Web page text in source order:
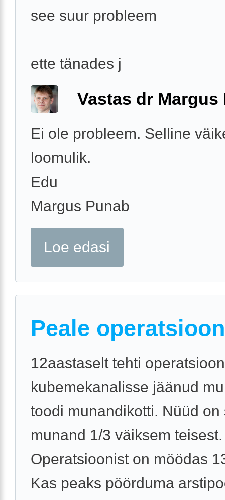
see suur probleem
ette tänades j
Vastas dr Margus
Ei ole probleem. Selline
loomulik.
Edu
Margus Punab
Loe edasi
Peale
12aastaselt tehti
kubemekanalisse jäänud
toodi munandikotti. Nüüd on
munand 1/3 väiksem teisest.
Operatsioonist on möödas
Kas peaks pöörduma